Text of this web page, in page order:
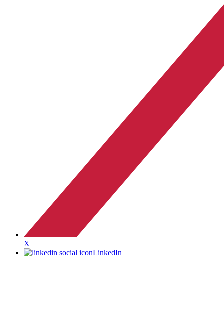
X
LinkedIn